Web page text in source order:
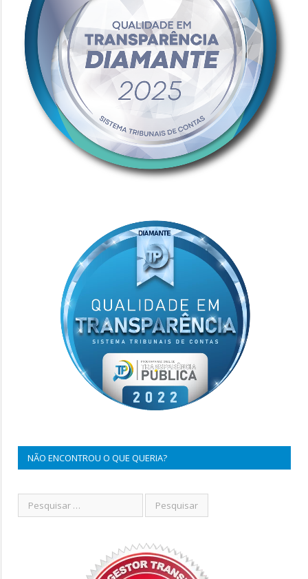
NÃO ENCONTROU O QUE QUERIA?